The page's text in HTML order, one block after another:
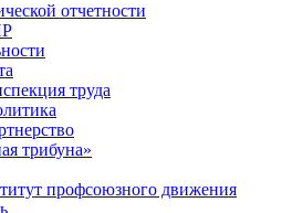
отчетности
труда
трибуна»
профсоюзного движения